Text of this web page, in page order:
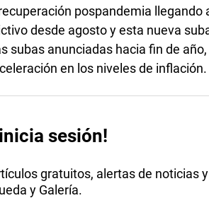
pospandemia llegando
desde agosto y esta nueva
subas anunciadas hacia fin de año,
en los niveles de inflación.
sesión!
gratuitos, alertas de noticias y
y Galería.